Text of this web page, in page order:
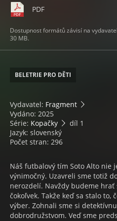
PDF
Dostupnost formátů závisí na
30 MB.
BELETRIE PRO DĚTI
Vydavatel: Fragment
Vydáno: 2025
Série: Kopačky
díl 1
Jazyk: slovenský
Počet stran: 296
Náš futbalový tím Soto Alto nie
výnimočný. Uzavreli sme totiž
nerozdelí. Navždy budeme hrať
čokoľvek. Takže keď sa stalo to,
výber. Zohnali sme si
dobrodružstvom. Veď sme